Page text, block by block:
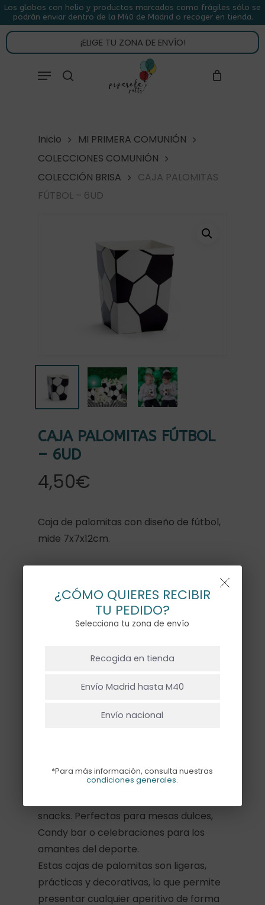
Skip
to
main
content
Los globos con helio y productos marcados como frágiles sólo se
podrán enviar dentro de la M40 de Madrid o recoger en tienda.
¡ELIGE TU ZONA DE ENVÍO!
Menu
CARRITO CLOSE
CART
Inicio
MI PRIMERA COMUNIÓN
COLECCIONES COMUNIÓN
COLECCIÓN BRISA
CAJA PALOMITAS
FÚTBOL – 6UD
CAJA PALOMITAS FÚTBOL
– 6UD
4,50€
Caja de palomitas con diseño de fútbol,
mide 7x7x12cm.
Perfecta para rellenar de palomitas,
chuches o cualquier snack.
Hay existencias
Añadir Al Carrito
Caja de palomitas con estampado de
snacks. Perfectas para mesas dulces,
Candy bar o celebraciones para los
amantes del deporte.
Estas cajas de palomitas son ligeras,
prácticas y decorativas, lo que permite
presentar cualquier aperitivo de forma
Menu
¿CÓMO QUIERES RECIBIR
TU PEDIDO?
Selecciona tu zona de envío
Recogida en tienda
Envío Madrid hasta M40
Envío nacional
*Para más información, consulta nuestras
condiciones generales.